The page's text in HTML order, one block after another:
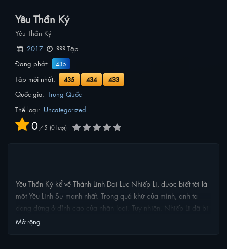
Yêu Thần Ký
Yêu Thần Ký
2017
??? Tập
Đang phát:
435
Tập mới nhất: 435 434 433
Quốc gia: Trung Quốc
Thể loại: Uncategorized
0 / 5 0lượt
Yêu Thần Ký kể về Thánh Linh Đại Lục Nhiếp Li, được biết tới là
một Yêu Linh Sư mạnh nhất. Trong quá khứ của mình, anh ta
đang đứng ở đỉnh cao của nhân loại. Tuy nhiên, Nhiếp Li đã bị
mất mạng trong một trận chiến vô cùng ác liệt với Hoàng Đế,
Mở rộng...